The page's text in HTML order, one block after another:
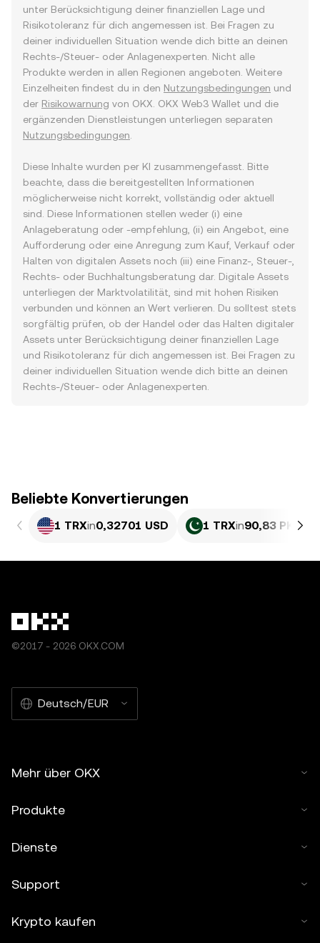
unter Berücksichtigung deiner finanziellen Lage und
Risikotoleranz für dich angemessen ist. Bei Fragen zu
deiner individuellen Situation wende dich bitte an deinen
Rechts-/Steuer- oder Anlagenexperten. Nicht alle
Produkte werden in allen Regionen angeboten. Weitere
Einzelheiten findest du in den Nutzungsbedingungen und
der Risikowarnung von OKX. OKX Web3 Wallet und die
ergänzenden Dienstleistungen unterliegen separaten
Nutzungsbedingungen
Diese Inhalte wurden per KI zusammengefasst. Bitte
beachte, dass die bereitgestellten Informationen
möglicherweise nicht korrekt, vollständig oder aktuell
sind. Diese Informationen stellen weder (i) eine
Anlageberatung oder -empfehlung, (ii) ein Angebot, eine
Aufforderung oder eine Anregung zum Kauf, Verkauf oder
Halten von digitalen Assets noch (iii) eine Finanz-, Steuer-,
Rechts- oder Buchhaltungsberatung dar. Digitale Assets
unterliegen der Marktvolatilität, sind mit hohen Risiken
verbunden und können an Wert verlieren. Du solltest stets
sorgfältig prüfen, ob der Handel oder das Halten digitaler
Assets unter Berücksichtigung deiner finanziellen Lage
und Risikotoleranz für dich angemessen ist. Bei Fragen zu
deiner individuellen Situation wende dich bitte an deinen
Rechts-/Steuer- oder Anlagenexperten.
Beliebte Konvertierungen
1 TRXin0,32701 USD 1 TRXin90,83 PKR
©2017 - 2026 OKX.COM
Deutsch/EUR
Mehr über OKX
Produkte
Dienste
Support
Krypto kaufen